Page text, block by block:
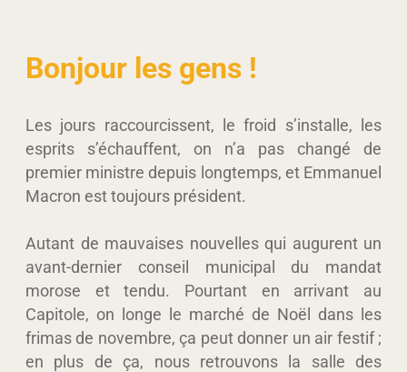
Bonjour les gens !
Les jours raccourcissent, le froid s’installe, les
esprits s’échauffent, on n’a pas changé de
premier ministre depuis longtemps, et Emmanuel
Macron est toujours président.
Autant de mauvaises nouvelles qui augurent un
avant-dernier conseil municipal du mandat
morose et tendu. Pourtant en arrivant au
Capitole, on longe le marché de Noël dans les
frimas de novembre, ça peut donner un air festif ;
en plus de ça, nous retrouvons la salle des